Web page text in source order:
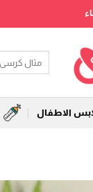
الاطفال